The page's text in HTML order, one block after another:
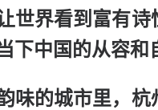
世界看到富有诗
下中国的从容和
味的城市里，杭